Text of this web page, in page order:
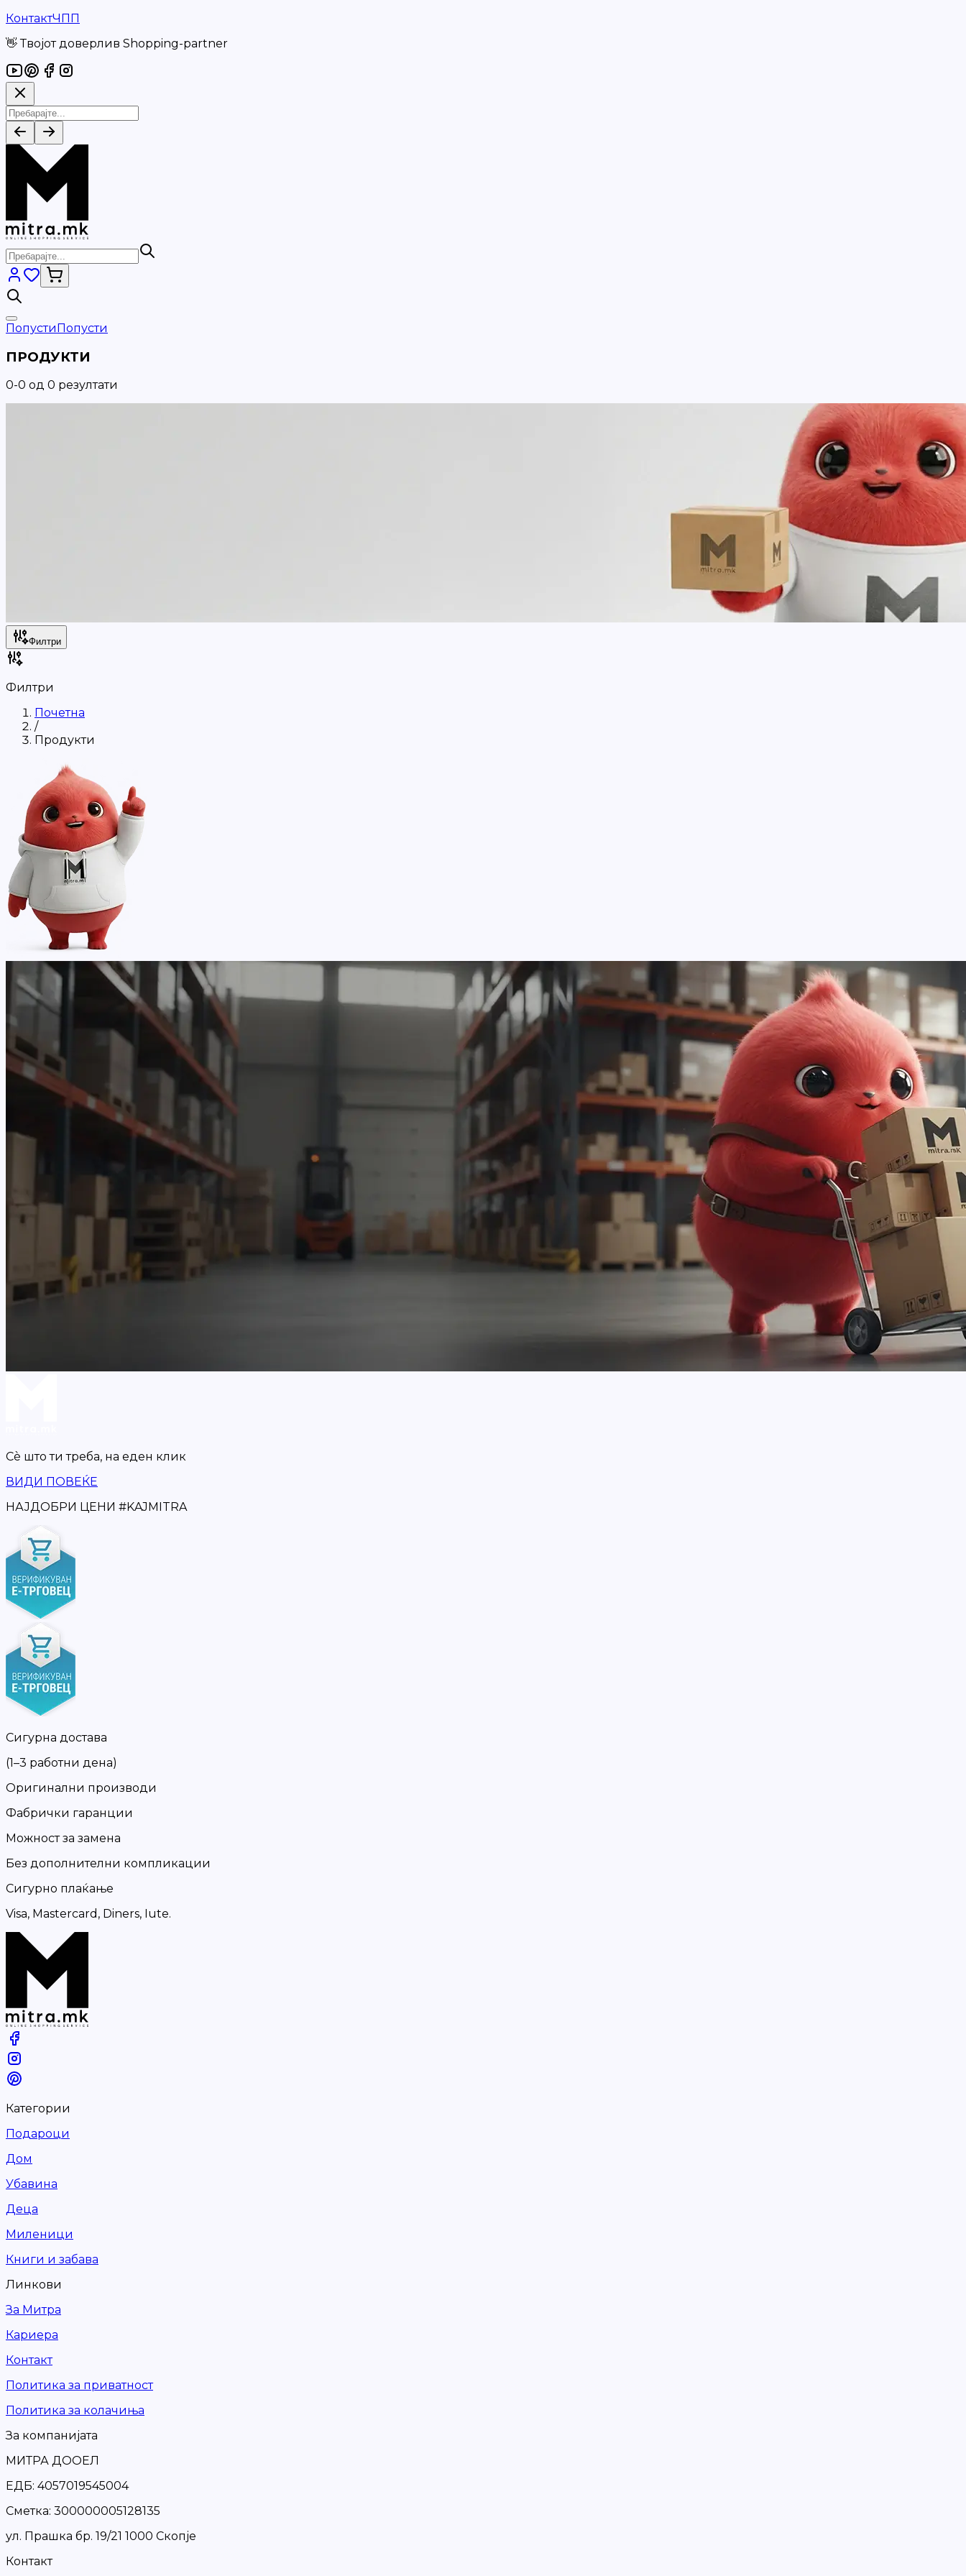
КонтактЧПП
👋 Твојот доверлив Shopping-partner
ПопустиПопусти
ПРОДУКТИ
0-0 од 0 резултати
Филтри
Филтри
Почетна
/
Продукти
Сè што ти треба, на еден клик
ВИДИ ПОВЕЌЕ
НАЈДОБРИ ЦЕНИ #KAJMITRA
Сигурна достава
(1–3 работни дена)
Оригинални производи
Фабрички гаранции
Можност за замена
Без дополнителни компликации
Сигурно плаќање
Visa, Mastercard, Diners, Iute.
Категории
Подароци
Дом
Убавина
Деца
Миленици
Книги и забава
Линкови
За Митра
Кариера
Контакт
Политика за приватност
Политика за колачиња
За компанијата
МИТРА ДООЕЛ
ЕДБ: 4057019545004
Сметка: 300000005128135
ул. Прашка бр. 19/21 1000 Скопје
Контакт